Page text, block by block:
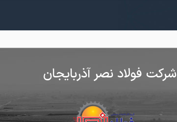
شرکت فولاد نصر آذربایجان